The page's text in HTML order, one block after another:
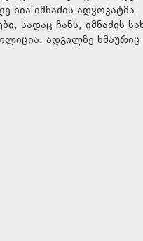
ნია იმნაძის ადვოკატმა
სადაც ჩანს, იმნაძის
ადგილზე ხმაურიც